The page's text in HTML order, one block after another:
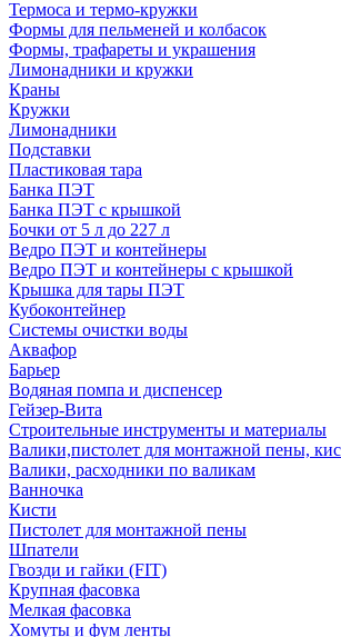
Термоса и термо-кружки
Формы для пельменей и колбасок
Формы, трафареты и украшения
Лимонадники и кружки
Краны
Кружки
Лимонадники
Подставки
Пластиковая тара
Банка ПЭТ
Банка ПЭТ с крышкой
Бочки от 5 л до 227 л
Ведро ПЭТ и контейнеры
Ведро ПЭТ и контейнеры с крышкой
Крышка для тары ПЭТ
Кубоконтейнер
Системы очистки воды
Аквафор
Барьер
Водяная помпа и диспенсер
Гейзер-Вита
Строительные инструменты и материалы
Валики,пистолет для монтажной пены,
Валики, расходники по валикам
Ванночка
Кисти
Пистолет для монтажной пены
Шпатели
Гвозди и гайки (FIT)
Крупная фасовка
Мелкая фасовка
Хомуты и фум ленты